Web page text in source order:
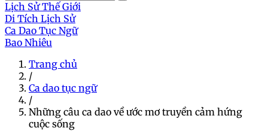
Lịch Sử Thế Giới
Di Tích Lịch Sử
Ca Dao Tục Ngữ
Bao Nhiêu
Trang chủ
/
Ca dao tục ngữ
/
Những câu ca dao về ước mơ truyền cảm hứng
cuộc sống